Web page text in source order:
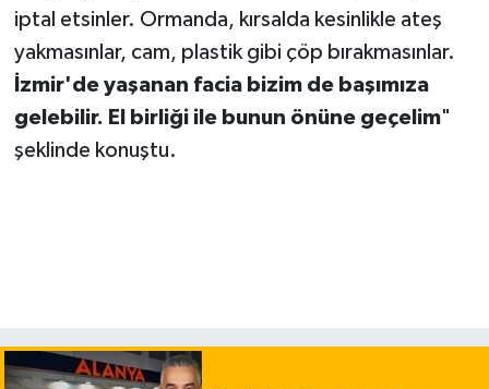
iptal etsinler. Ormanda, kırsalda kesinlikle ateş
yakmasınlar, cam, plastik gibi çöp bırakmasınlar.
İzmir'de yaşanan facia bizim de başımıza
gelebilir. El birliği ile bunun önüne geçelim"
şeklinde konuştu.